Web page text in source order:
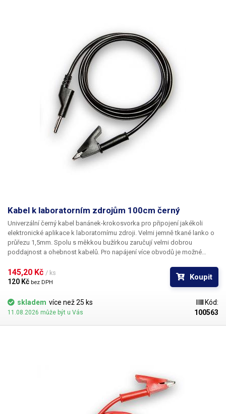
10 mV
Přesnost měření napětí 0.1 %
Přesnost měření proudu ± 0,1 %
Izolační odpor > 20MΩ
Pracovní teplota 0°C až 40°C
Hmotnost
Rozměry (šířka - výška -
9.1 kg
Kabel k laboratorním zdrojům 100cm černý
Univerzální černý kabel banánek-krokosvorka pro připojení jakékoli
elektronické aplikace k laboratornímu zdroji. Velmi jemně tkané lanko o
průřezu 1,5mm. Spolu s měkkou bužírkou zaručují velmi dobrou
poddajnost a ohebnost kabelů. Pro napájení více obvodů je možné
několika barevných provedeních pro rozlišení polarity: červená, černá,
modrá, žlutá, zelená.
145,20 Kč / ks
120 Kč bez DPH
Koupit
skladem více než 25 ks
11.08.2026 může být u Vás
Kód:
100563